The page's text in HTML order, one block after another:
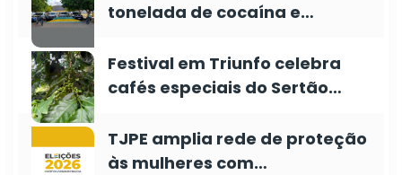
tonelada de cocaína e…
Festival em Triunfo celebra
cafés especiais do Sertão…
TJPE amplia rede de proteção
às mulheres com…